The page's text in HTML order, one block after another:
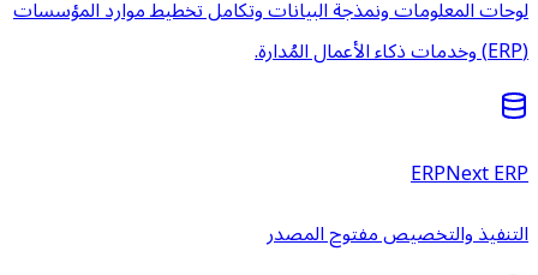
لوحات المعلومات ونمذجة البيانات وتكامل تخطيط موارد المؤسسات
(ERP) وخدمات ذكاء الأعمال المُدارة.
ERPNext ERP
التنفيذ والتخصيص مفتوح المصدر